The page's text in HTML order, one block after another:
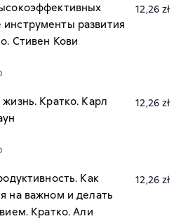
развития
Стивен Кови
12,26 zł
Кратко. Карл
12,26 zł
Как
на важном и делать
Кратко. Али
12,26 zł